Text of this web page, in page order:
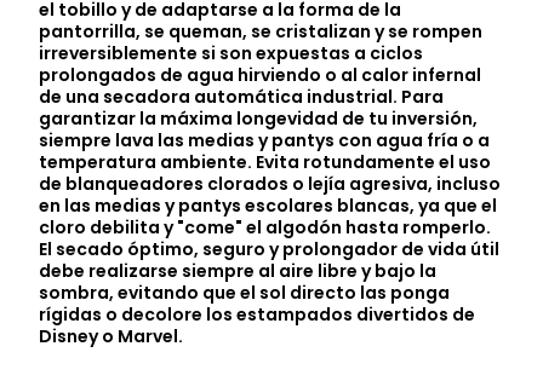
el tobillo y de adaptarse a la forma de la
pantorrilla, se queman, se cristalizan y se rompen
irreversiblemente si son expuestas a ciclos
prolongados de agua hirviendo o al calor infernal
de una secadora automática industrial. Para
garantizar la máxima longevidad de tu inversión,
siempre lava las medias y pantys con agua fría o a
temperatura ambiente. Evita rotundamente el uso
de blanqueadores clorados o lejía agresiva, incluso
en las medias y pantys escolares blancas, ya que el
cloro debilita y "come" el algodón hasta romperlo.
El secado óptimo, seguro y prolongador de vida útil
debe realizarse siempre al aire libre y bajo la
sombra, evitando que el sol directo las ponga
rígidas o decolore los estampados divertidos de
Disney o Marvel.